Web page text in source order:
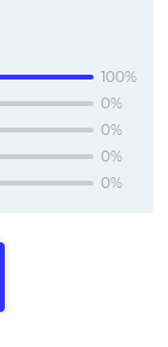
100%
0%
0%
0%
0%